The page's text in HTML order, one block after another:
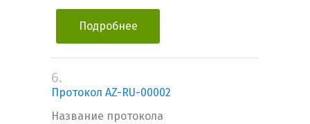
Подробнее
6.
Протокол AZ-RU-00002
Название протокола